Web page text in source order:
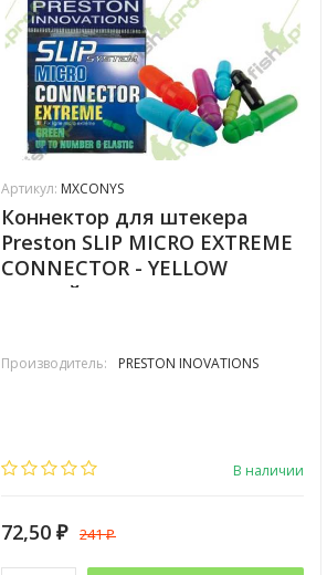
Артикул: MXCONYS
Коннектор для штекера
Preston SLIP MICRO EXTREME
CONNECTOR - YELLOW
желтый
Производитель: PRESTON INOVATIONS
В наличии
72,50 ₽ 241₽